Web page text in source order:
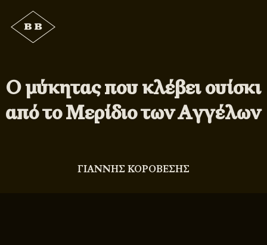
Ο μύκητας που κλέβει ουίσκι
από το Μερίδιο των Αγγέλων
ΓΙΑΝΝΗΣ ΚΟΡΟΒΕΣΗΣ